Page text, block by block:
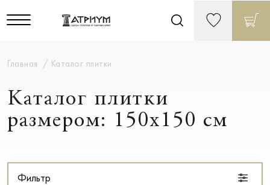
Главная Каталог плитки
Каталог плитки
размером: 150x150 см
Фильтр